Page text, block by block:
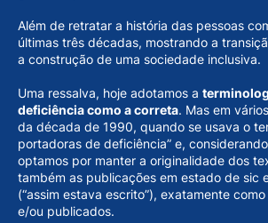
Além de retratar a história das pessoas
últimas três décadas, mostrando a
a construção de uma sociedade inclusiva.
Uma ressalva, hoje adotamos a
deficiência como a correta. Mas em
da década de 1990, quando se usava o
portadoras de deficiência” e,
optamos por manter a originalidade dos
também as publicações em estado de sic
(“assim estava escrito”), exatamente
e/ou publicados.